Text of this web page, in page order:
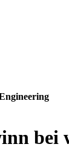
bei